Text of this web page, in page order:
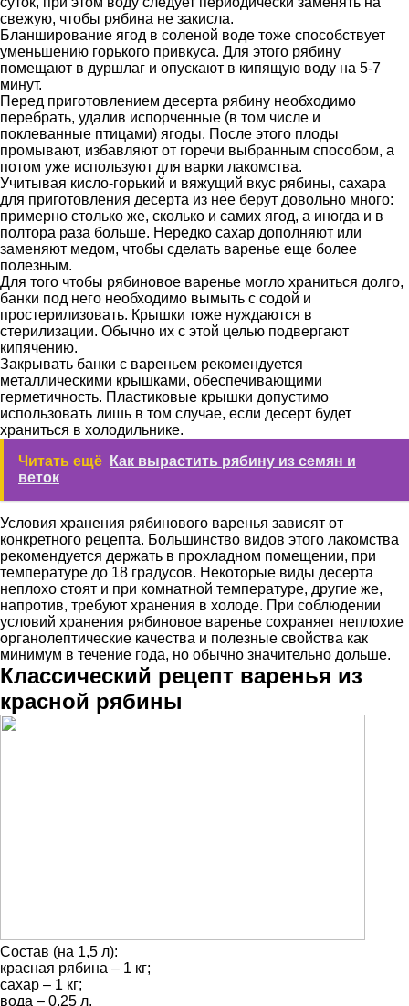
свежую, чтобы рябина не закисла.
Бланширование ягод в соленой воде тоже способствует
уменьшению горького привкуса. Для этого рябину
помещают в дуршлаг и опускают в кипящую воду на 5-7
минут.
Перед приготовлением десерта рябину необходимо
перебрать, удалив испорченные (в том числе и
поклеванные птицами) ягоды. После этого плоды
промывают, избавляют от горечи выбранным способом, а
потом уже используют для варки лакомства.
Учитывая кисло-горький и вяжущий вкус рябины, сахара
для приготовления десерта из нее берут довольно много:
примерно столько же, сколько и самих ягод, а иногда и в
полтора раза больше. Нередко сахар дополняют или
заменяют медом, чтобы сделать варенье еще более
полезным.
Для того чтобы рябиновое варенье могло храниться долго,
банки под него необходимо вымыть с содой и
простерилизовать. Крышки тоже нуждаются в
стерилизации. Обычно их с этой целью подвергают
кипячению.
Закрывать банки с вареньем рекомендуется
металлическими крышками, обеспечивающими
герметичность. Пластиковые крышки допустимо
использовать лишь в том случае, если десерт будет
храниться в холодильнике.
Читать ещё
Как вырастить рябину из семян и
веток
Условия хранения рябинового варенья зависят от
конкретного рецепта. Большинство видов этого лакомства
рекомендуется держать в прохладном помещении, при
температуре до 18 градусов. Некоторые виды десерта
неплохо стоят и при комнатной температуре, другие же,
напротив, требуют хранения в холоде. При соблюдении
условий хранения рябиновое варенье сохраняет неплохие
органолептические качества и полезные свойства как
минимум в течение года, но обычно значительно дольше.
Классический рецепт варенья из
красной рябины
Состав (на 1,5 л):
красная рябина – 1 кг;
сахар – 1 кг;
вода – 0,25 л.